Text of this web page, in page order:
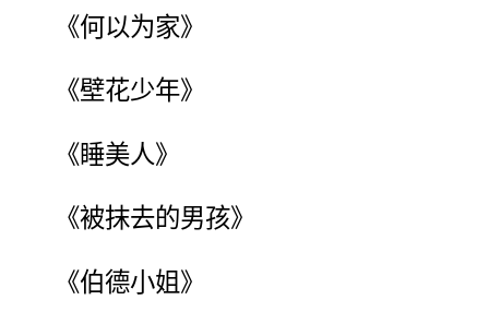
《何以为家》
《壁花少年》
《睡美人》
《被抹去的男孩》
《伯德小姐》